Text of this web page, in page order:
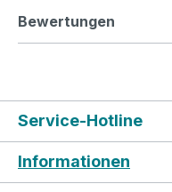
Bewertungen
Service-Hotline
Informationen